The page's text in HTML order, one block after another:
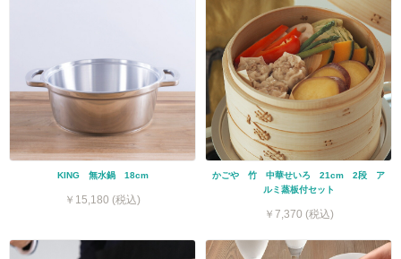
KING 無水鍋 18cm
￥15,180 (税込)
かごや 竹 中華せいろ 21cm 2段 ア
ルミ蒸板付セット
￥7,370 (税込)